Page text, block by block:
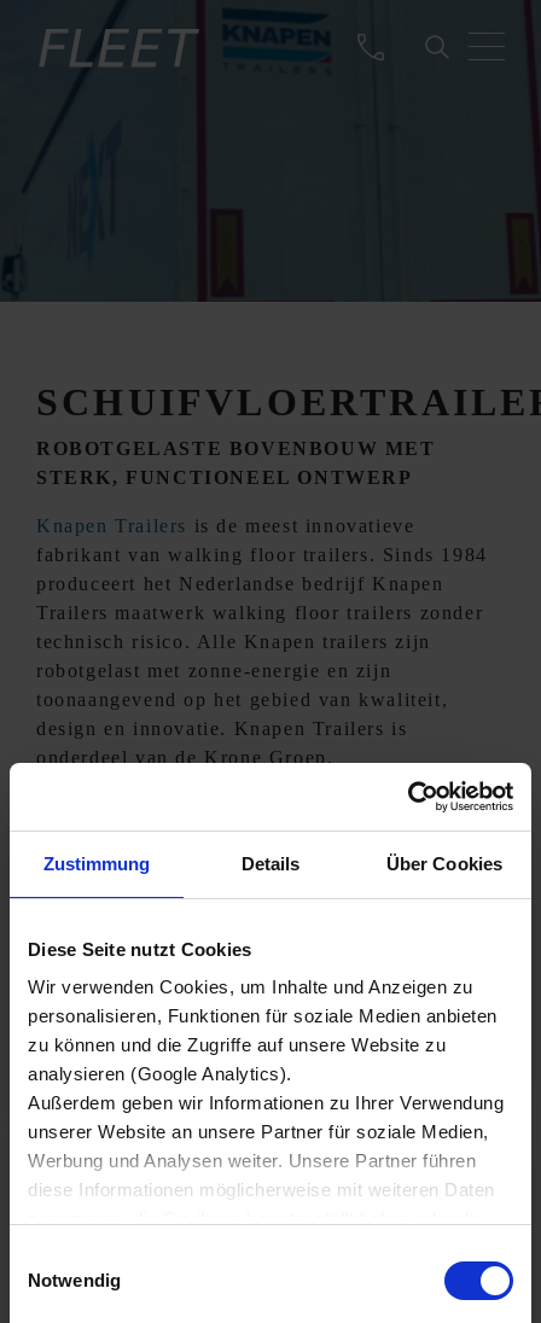
Zustimmung Details Über Cookies
Diese Seite nutzt Cookies
Wir verwenden Cookies, um Inhalte und Anzeigen zu
personalisieren, Funktionen für soziale Medien anbieten
zu können und die Zugriffe auf unsere Website zu
analysieren (Google Analytics).
Außerdem geben wir Informationen zu Ihrer Verwendung
unserer Website an unsere Partner für soziale Medien,
Werbung und Analysen weiter. Unsere Partner führen
diese Informationen möglicherweise mit weiteren Daten
haben.
Wir setzen im Rahmen des Trackings auch Dienstleister
Notwendig
ROBOTGELASTE BOVENBOUW MET
STERK, FUNCTIONEEL ONTWERP
Knapen Trailers is de meest innovatieve
fabrikant van walking floor trailers. Sinds 1984
produceert het Nederlandse bedrijf Knapen
Trailers maatwerk walking floor trailers zonder
technisch risico. Alle Knapen trailers zijn
robotgelast met zonne-energie en zijn
toonaangevend op het gebied van kwaliteit,
design en innovatie. Knapen Trailers is
onderdeel van de Krone Groep.
LEER MEER